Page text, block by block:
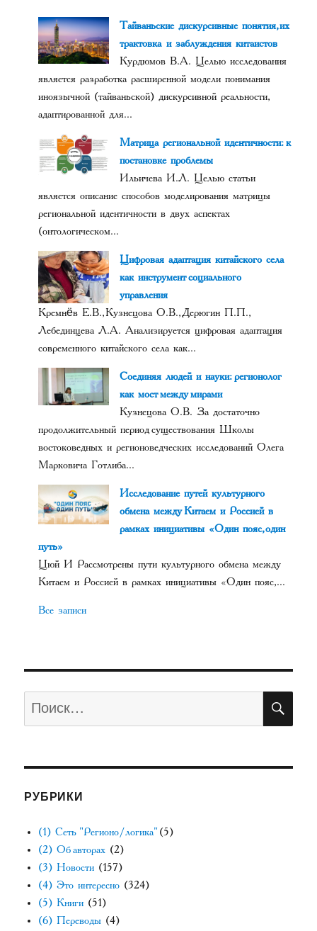
Тайваньские дискурсивные понятия, их
трактовка и заблуждения китаистов
Курдюмов В.А. Целью исследования
является разработка расширенной модели понимания
иноязычной (тайваньской) дискурсивной реальности,
адаптированной для...
Матрица региональной идентичности: к
постановке проблемы
Ильичева И.Л. Целью статьи
является описание способов моделирования матрицы
региональной идентичности в двух аспектах
(онтологическом...
Цифровая адаптация китайского села
как инструмент социального
управления
Кремнёв Е.В., Кузнецова О.В., Дерюгин П.П.,
Лебединцева Л.А. Анализируется цифровая адаптация
современного китайского села как...
Соединяя людей и науки: регионолог
как мост между мирами
Кузнецова О.В. За достаточно
продолжительный период существования Школы
востоковедных и регионоведческих исследований Олега
Марковича Готлиба...
Исследование путей культурного
обмена между Китаем и Россией в
рамках инициативы «Один пояс, один
путь»
Цюй И Рассмотрены пути культурного обмена между
Китаем и Россией в рамках инициативы «Один пояс,...
Все записи
РУБРИКИ
(1) Сеть "Регионо/логика"(5)
(2) Об авторах (2)
(3) Новости (157)
(4) Это интересно (324)
(5) Книги (51)
(6) Переводы (4)